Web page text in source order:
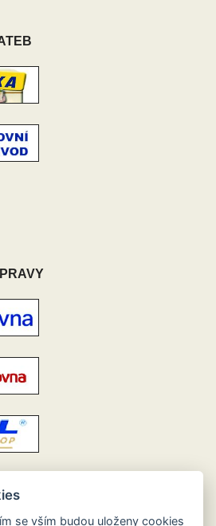
se vším budou uloženy cookies